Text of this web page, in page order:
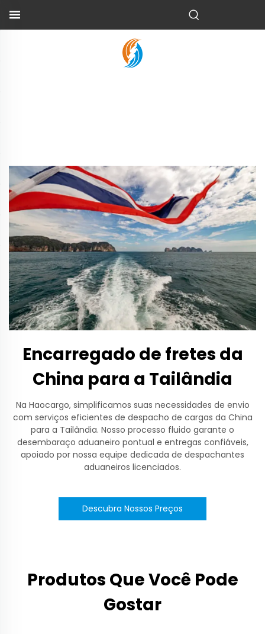
Encarregado de fretes da
China para a Tailândia
Na Haocargo, simplificamos suas necessidades de envio
com serviços eficientes de despacho de cargas da China
para a Tailândia. Nosso processo fluido garante o
desembaraço aduaneiro pontual e entregas confiáveis,
apoiado por nossa equipe dedicada de despachantes
aduaneiros licenciados.
Descubra Nossos Preços
Produtos Que Você Pode
Gostar